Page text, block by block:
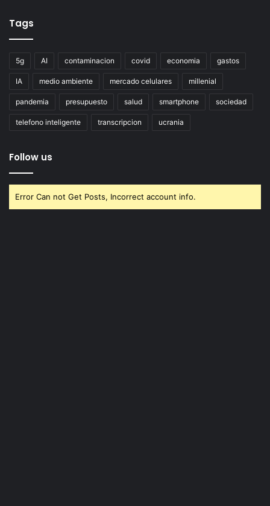
Tags
5g AI contaminacion covid economia gastos
IA medio ambiente mercado celulares millenial
pandemia presupuesto salud smartphone sociedad
telefono inteligente transcripcion ucrania
Follow us
Error Can not Get Posts, Incorrect account info.